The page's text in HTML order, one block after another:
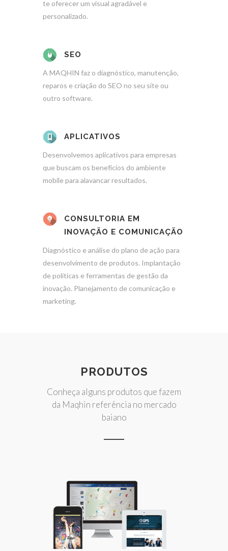
te oferecer um visual agradável e
personalizado.
SEO
A MAQHIN faz o diagnóstico, manutenção,
reparos e criação do SEO no seu site ou
outro software.
APLICATIVOS
Desenvolvemos aplicativos para empresas
que buscam os benefícios do ambiente
mobile para alavancar resultados.
CONSULTORIA EM
INOVAÇÃO E COMUNICAÇÃO
Diagnóstico e análise do plano de ação para
desenvolvimento de produtos. Implantação
de políticas e ferramentas de gestão da
inovação. Planejamento de comunicação e
marketing.
PRODUTOS
Conheça alguns produtos que fazem
da Maqhin referência no mercado
baiano